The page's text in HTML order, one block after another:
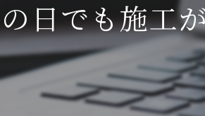
日でも施工